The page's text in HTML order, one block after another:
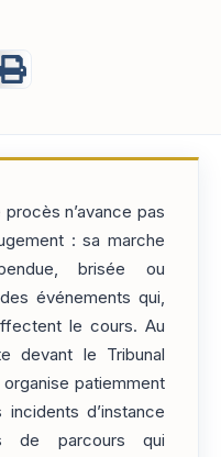
n’avance pas
: sa marche
brisée ou
événements qui,
le cours. Au
devant le Tribunal
patiemment
incidents d’instance
de parcours qui